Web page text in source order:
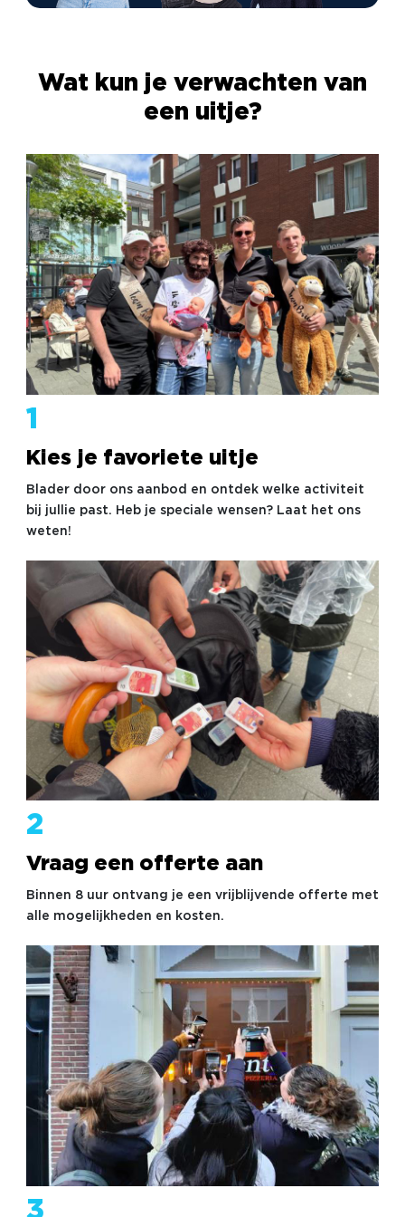
zorgen dat het soepel verloopt. Zo hoef jij alleen
overal
Jouw ultieme uitje organiseren, dáár draait het om
stel zelf iets samen dat helemaal bij jullie past. We
denken vanaf het eerste idee met je mee, nemen de
organisatie volledig uit handen en zorgen voor een
ervaring waar nog lang over wordt nagepraat!
Wat kun je verwachten van
een uitje?
1
Kies je favoriete uitje
Blader door ons aanbod en ontdek welke activiteit
bij jullie past. Heb je speciale wensen? Laat het ons
weten!
2
Vraag een offerte aan
Binnen 8 uur ontvang je een vrijblijvende offerte met
alle mogelijkheden en kosten.
3